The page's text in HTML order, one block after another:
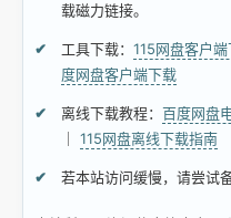
载磁力链接。
工具下载： 115网盘客户
度网盘客户端下载
离线下载教程： 百度网盘
115网盘离线下载指南
若本站访问缓慢，请尝试